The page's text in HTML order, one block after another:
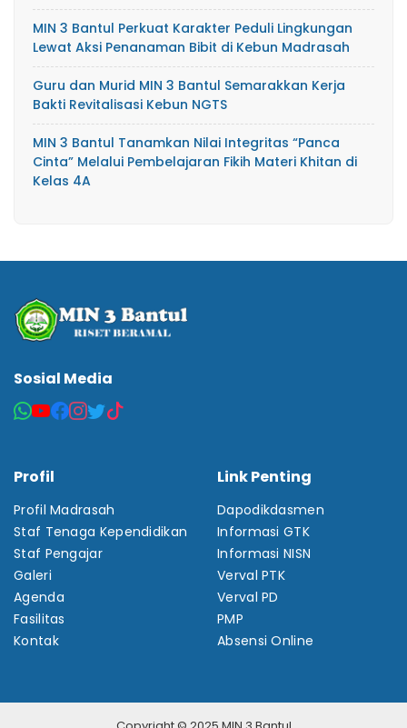
MIN 3 Bantul Perkuat Karakter Peduli Lingkungan
Lewat Aksi Penanaman Bibit di Kebun Madrasah
Guru dan Murid MIN 3 Bantul Semarakkan Kerja
Bakti Revitalisasi Kebun NGTS
MIN 3 Bantul Tanamkan Nilai Integritas “Panca
Cinta” Melalui Pembelajaran Fikih Materi Khitan di
Kelas 4A
Sosial Media
Profil
Profil Madrasah
Staf Tenaga Kependidikan
Staf Pengajar
Galeri
Agenda
Fasilitas
Kontak
Link Penting
Dapodikdasmen
Informasi GTK
Informasi NISN
Verval PTK
Verval PD
PMP
Absensi Online